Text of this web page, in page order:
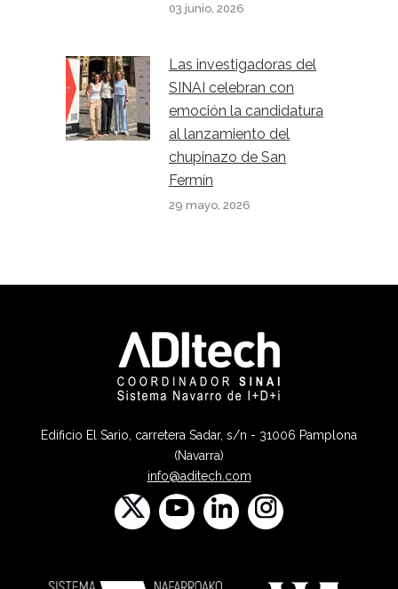
03 junio, 2026
Las investigadoras del
SINAI celebran con
emoción la candidatura
al lanzamiento del
chupinazo de San
Fermín
29 mayo, 2026
Edificio El Sario, carretera Sadar, s/n - 31006 Pamplona
(Navarra)
info@aditech.com